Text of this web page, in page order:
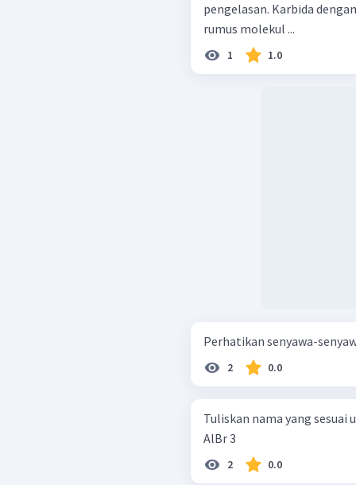
pengelasan. Karbida
rumus molekul ...
1 1.0
2 0.0
Tuliskan nama yang sesuai
AlBr 3 ​
2 0.0